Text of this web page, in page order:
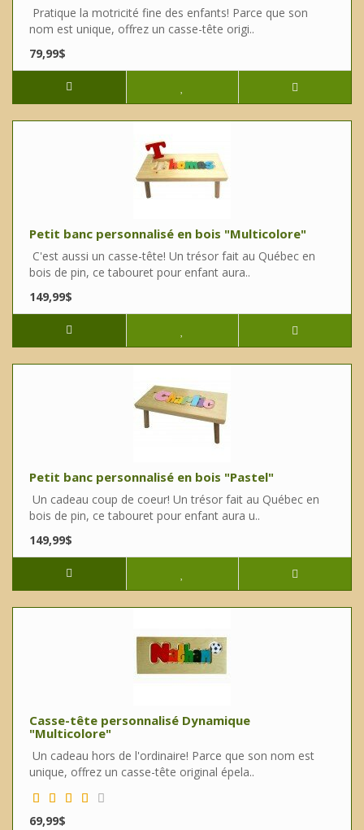
Pratique la motricité fine des enfants! Parce que son
nom est unique, offrez un casse-tête origi..
79,99$
Petit banc personnalisé en bois "Multicolore"
C'est aussi un casse-tête! Un trésor fait au Québec en
bois de pin, ce tabouret pour enfant aura..
149,99$
Petit banc personnalisé en bois "Pastel"
Un cadeau coup de coeur! Un trésor fait au Québec en
bois de pin, ce tabouret pour enfant aura u..
149,99$
Casse-tête personnalisé Dynamique
"Multicolore"
Un cadeau hors de l'ordinaire! Parce que son nom est
unique, offrez un casse-tête original épela..
69,99$